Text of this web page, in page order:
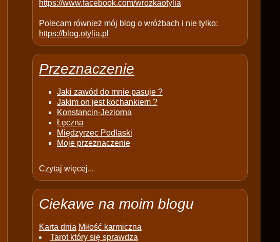
https://www.facebook.com/wrozkaotylia
Polecam również mój blog o wróżbach i nie tylko:
https://blog.otylia.pl
Przeznaczenie
Jaki zawód do mnie pasuje ?
Jakim on jest kochankiem ?
Konstancin-Jeziorna
Łęczna
Międzyrzec Podlaski
Moje przeznaczenie
Czytaj więcej...
Ciekawe na moim blogu
Karta dnia Miłość karmiczna
Tarot który się sprawdza